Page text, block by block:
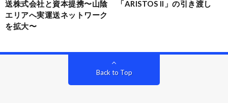
送株式会社と資本提携〜山陰
エリアへ実運送ネットワーク
を拡大〜
「ARISTOS II」の引き渡し
Back to Top